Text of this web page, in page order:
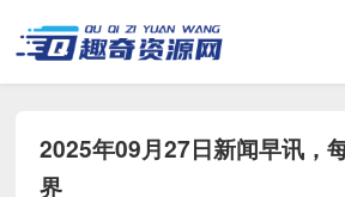
2025年09月27日新闻早讯，
界